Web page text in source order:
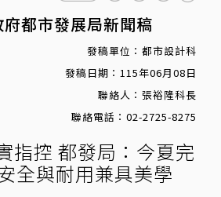
都市發展局新聞稿
發稿單位：都市設計科
發稿日期：115年06月08日
聯絡人：張裕隆科長
聯絡電話：02-2725-8275
指控 都發局：今夏完
全與耐用兼具美學